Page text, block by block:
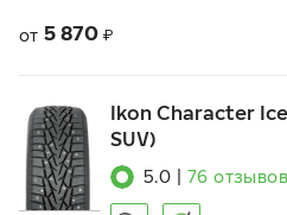
от 5 870 ₽
Ikon Character
SUV)
5.0 76 отзывов